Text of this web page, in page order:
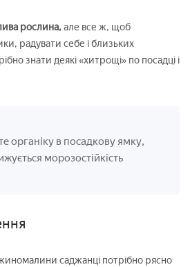
рослина,але все ж, щоб
радувати себе і близьких
знати деякі «хитрощі» по посадці і
органіку в посадкову ямку,
морозостійкість
саджанці потрібно рясно